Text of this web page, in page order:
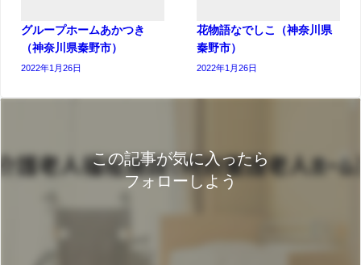
グループホームあかつき
（神奈川県秦野市）
2022年1月26日
花物語なでしこ（神奈川県
秦野市）
2022年1月26日
この記事が気に入ったら
フォローしよう